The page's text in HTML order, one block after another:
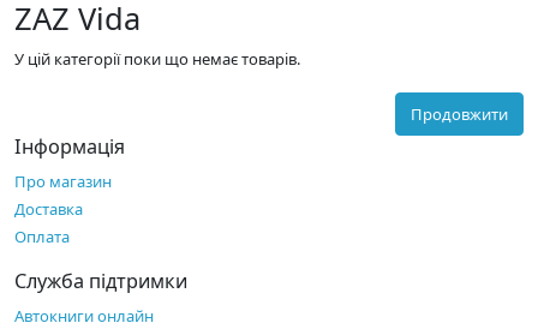
ZAZ Vida
У цій категорії поки що немає товарів.
Продовжити
Інформація
Про магазин
Доставка
Оплата
Служба підтримки
Автокниги онлайн